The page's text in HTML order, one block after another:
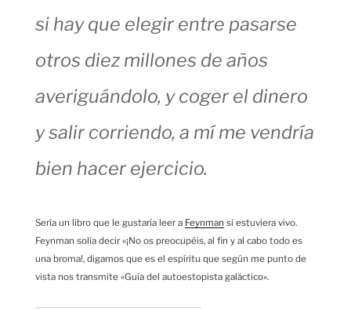
si hay que elegir entre pasarse
otros diez millones de años
averiguándolo, y coger el dinero
y salir corriendo, a mí me vendría
bien hacer ejercicio.
Sería un libro que le gustaría leer a Feynman si estuviera vivo.
Feynman solía decir «¡No os preocupéis, al fin y al cabo todo es
una broma!, digamos que es el espíritu que según me punto de
vista nos transmite «Guía del autoestopista galáctico».